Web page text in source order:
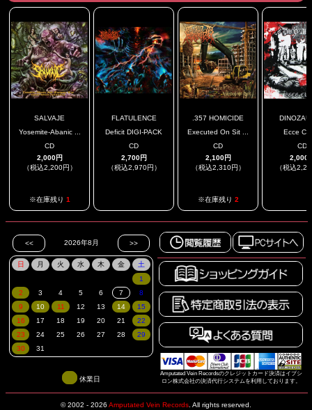
SALVAJE
Yosemite-Abanic ...
CD
2,000円
（税込2,200円）
※在庫残り 1
FLATULENCE
Deficit DIGI-PACK
CD
2,700円
（税込2,970円）
.357 HOMICIDE
Executed On Sit ...
CD
2,100円
（税込2,310円）
※在庫残り 2
Ecce
CD
2,000
（税込
Amputated Vein Recordsのクレジットカード決済はイプシ
ロン株式会社の決済代行システムを利用しております。
休業日
© 2002 - 2026 Amputated Vein Records All rights reserved.